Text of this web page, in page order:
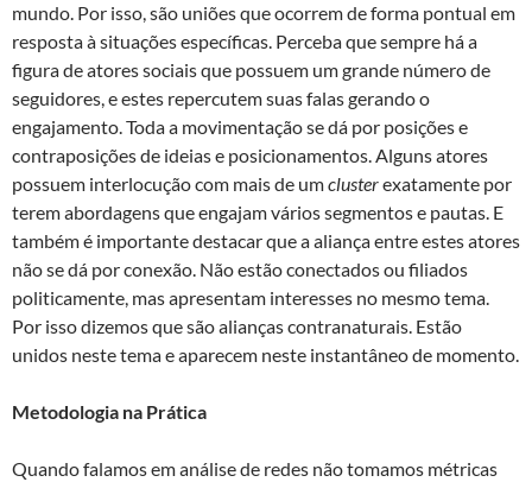
mundo. Por isso, são uniões que ocorrem de forma pontual em
resposta à situações específicas. Perceba que sempre há a
figura de atores sociais que possuem um grande número de
seguidores, e estes repercutem suas falas gerando o
engajamento. Toda a movimentação se dá por posições e
contraposições de ideias e posicionamentos. Alguns atores
possuem interlocução com mais de umclusterexatamente por
terem abordagens que engajam vários segmentos e pautas. E
também é importante destacar que a aliança entre estes atores
não se dá por conexão. Não estão conectados ou filiados
politicamente, mas apresentam interesses no mesmo tema.
Por isso dizemos que são alianças contranaturais. Estão
unidos neste tema e aparecem neste instantâneo de momento.
Metodologia na Prática
Quando falamos em análise de redes não tomamos métricas